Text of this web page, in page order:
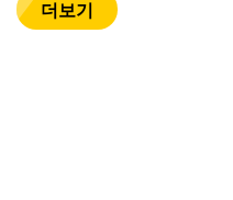
더보기